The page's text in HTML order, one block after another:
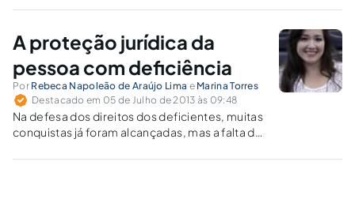
idéia de "igualdade de oportunidades", noção
A proteção jurídica da
pessoa com deficiência
Por Rebeca Napoleão de Araújo Lima e Marina Torres
Destacado em 05 de Julho de 2013 às 09:48
Na defesa dos direitos dos deficientes, muitas
conquistas já foram alcançadas, mas a falta de
vencido.